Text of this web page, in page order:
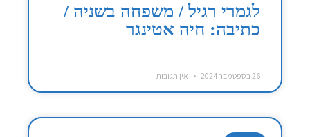
לגמרי רגיל / משפחה בשניה /
כתיבה: חיה אטינגר
26 בספטמבר 2024 אין תגובות